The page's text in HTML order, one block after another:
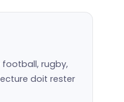
rugby,
doit rester